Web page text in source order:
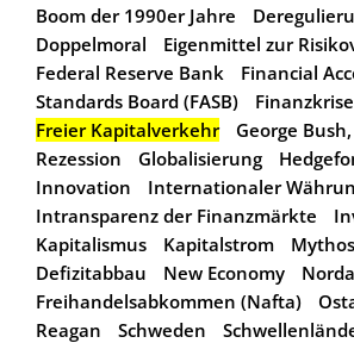
Boom der 1990er Jahre
Doppelmoral
Eigenmittel zur
Federal Reserve Bank
Financial
Standards Board (FASB)
Finanzkrise
Freier Kapitalverkehr
George
Rezession
Globalisierung
Innovation
Internationaler
Intransparenz der Finanzmärkte
Kapitalismus
Kapitalstrom
Defizitabbau
New Economy
Freihandelsabkommen (Nafta)
Reagan
Schweden